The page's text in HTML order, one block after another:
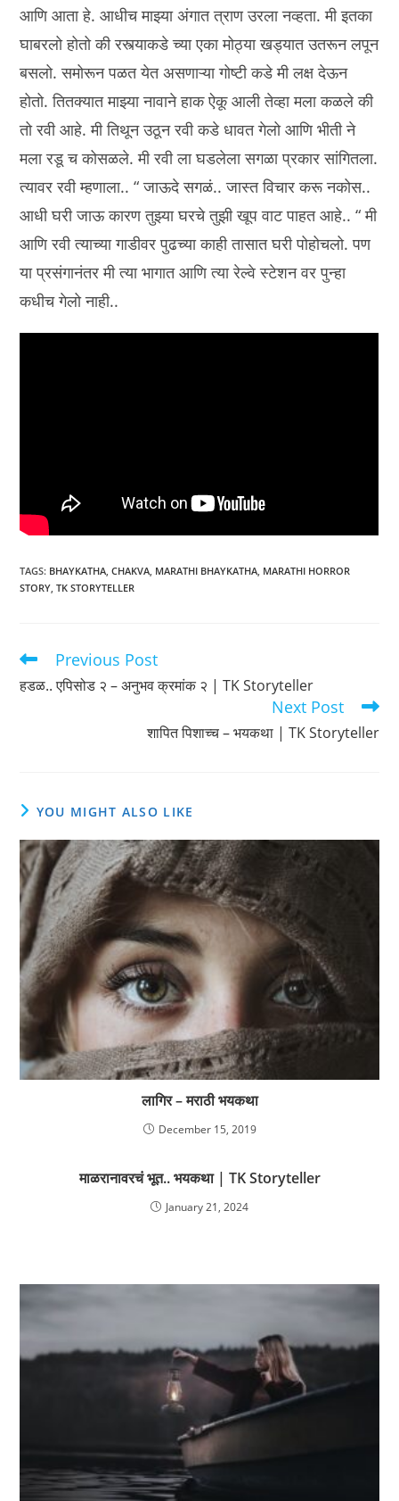
आणि आता हे. आधीच माझ्या अंगात त्राण उरला नव्हता. मी इतका
घाबरलो होतो की रस्त्याकडे च्या एका मोठ्या खड्यात उतरून लपून
बसलो. समोरून पळत येत असणाऱ्या गोष्टी कडे मी लक्ष देऊन
होतो. तितक्यात माझ्या नावाने हाक ऐकू आली तेव्हा मला कळले की
तो रवी आहे. मी तिथून उठून रवी कडे धावत गेलो आणि भीती ने
मला रडू च कोसळले. मी रवी ला घडलेला सगळा प्रकार सांगितला.
त्यावर रवी म्हणाला.. “ जाऊदे सगळं.. जास्त विचार करू नकोस..
आधी घरी जाऊ कारण तुझ्या घरचे तुझी खूप वाट पाहत आहे.. “ मी
आणि रवी त्याच्या गाडीवर पुढच्या काही तासात घरी पोहोचलो. पण
या प्रसंगानंतर मी त्या भागात आणि त्या रेल्वे स्टेशन वर पुन्हा
कधीच गेलो नाही..
TAGS: BHAYKATHA CHAKVA MARATHI BHAYKATHA MARATHI HORROR
STORY TK STORYTELLER
Read
articles
Previous Post
हडळ.. एपिसोड २ – अनुभव क्रमांक २ | TK Storyteller
Next Post
शापित पिशाच्च – भयकथा | TK Storyteller
YOU MIGHT ALSO LIKE
लागिर – मराठी भयकथा
December 15, 2019
माळरानावरचं भूत.. भयकथा | TK Storyteller
January 21, 2024